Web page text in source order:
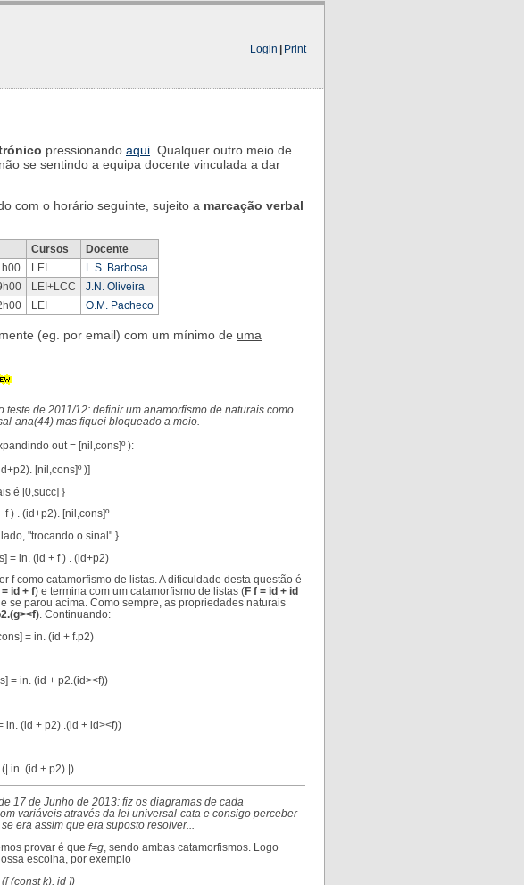
Login Print
pressionando aqui . Qualquer outro meio de
se sentindo a equipa docente vinculada a dar
com o horário seguinte, sujeito a marcação verbal
Cursos
Docente
LEI
L.S. Barbosa
LEI+LCC
J.N. Oliveira
LEI O.M. Pacheco
(eg. por email) com um mínimo de uma
de 2011/12: definir um anamorfismo de naturais como
ana(44) mas fiquei bloqueado a meio.
out = [nil,cons]º ):
[nil,cons]º )]
é [0,succ] }
f ) . (id+p2). [nil,cons]º
"trocando o sinal" }
= in. (id + f ) . (id+p2)
f como catamorfismo de listas. A dificuldade desta questão é
= id + f) e termina com um catamorfismo de listas (F f = id + id
se parou acima. Como sempre, as propriedades naturais
. Continuando:
= in. (id + f.p2)
= in. (id + p2.(id><f))
in. (id + p2) .(id + id><f))
(| in. (id + p2) |)
17 de Junho de 2013: fiz os diagramas de cada
variáveis através da lei universal-cata e consigo perceber
era assim que era suposto resolver...
provar é que f=g , sendo ambas catamorfismos. Logo
escolha, por exemplo
([ (const k), id ])